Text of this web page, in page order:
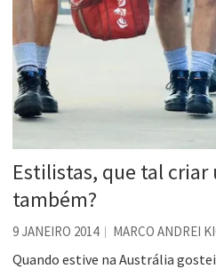
Estilistas, que tal criar
também?
9 JANEIRO 2014 MARCO ANDREI
Quando estive na Austrália